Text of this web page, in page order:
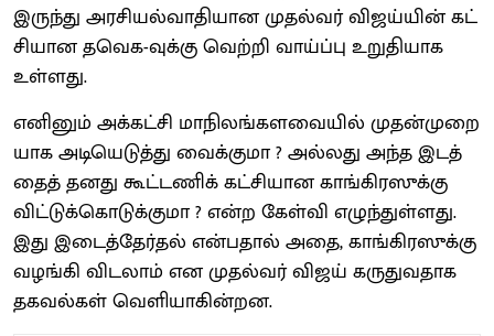
இருந்து அரசி​யல்​வா​தி​யான முதல்​வர் விஜய்யின் கட்​
சி​யான தவெக-வுக்கு வெற்றி வாய்ப்பு உறு​தி​யாக
உள்​ளது.
எனினும் அக்​கட்சி மாநிலங்​களவை​யில் முதன்​முறை​
யாக அடியெடுத்து வைக்​கு​மா ? அல்​லது அந்த இடத்​
தைத் தனது கூட்டணிக் கட்​சி​யான காங்​கிரஸுக்கு
விட்​டுக்​கொடுக்​கு​மா ? என்ற கேள்வி எழுந்​துள்​ளது.
இது இடைத்​தேர்​தல் என்​ப​தால் அதை, காங்​கிரஸுக்கு
வழங்கி விடலாம் என முதல்​வர் விஜய் கருதுவதாக
தகவல்​கள் வெளி​யாகின்​றன.